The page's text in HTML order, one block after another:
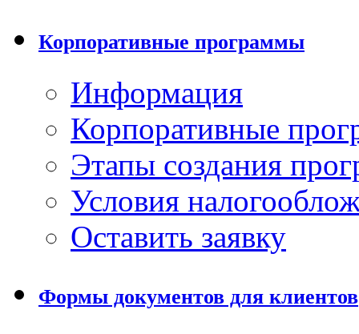
Корпоративные программы
Информация
Корпоративные
Этапы создания
Условия
Оставить заявку
Формы документов для клиентов